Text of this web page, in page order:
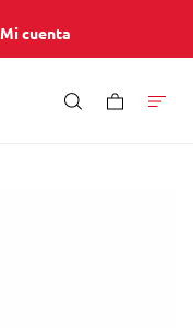
Mi cuenta